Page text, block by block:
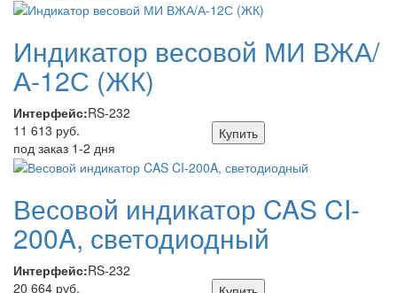
Индикатор весовой МИ ВЖА/
А-12С (ЖК)
Интерфейс:RS-232
11 613 руб.
под заказ 1-2 дня
Купить
Весовой индикатор CAS CI-
200A, светодиодный
Интерфейс:RS-232
20 664 руб.